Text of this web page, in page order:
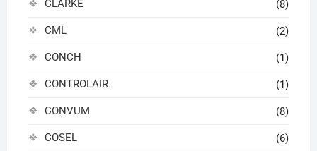
CLARKE (8)
CML (2)
CONCH (1)
CONTROLAIR (1)
CONVUM (8)
COSEL (6)